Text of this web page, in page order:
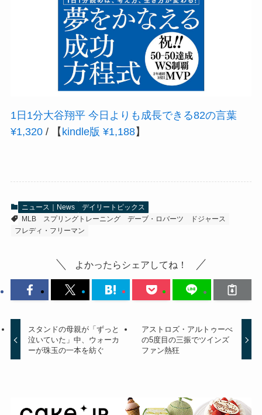
1日1分大谷翔平 今日よりも成長できる82の言葉
¥1,320/ 【 kindle版 ¥1,188】
ニュース｜News
デイリートピックス
MLB
スプリングトレーニング デーブ・ロバーツ
ドジャース
フレディ・フリーマン
よかったらシェアしてね！
スタンドの母親が「ずっと
泣いていた」中、ウォーカ
ーが珠玉の一本を紡ぐ
アストロズ・アルトゥーべ
の5度目の三振でツインズ
ファン熱狂